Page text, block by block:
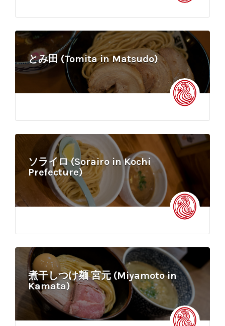
とみ田 (Tomita in Matsudo)
ソライロ (Sorairo in Kochi
Prefecture)
煮干しつけ麺 宮元 (Miyamoto in
Kamata)